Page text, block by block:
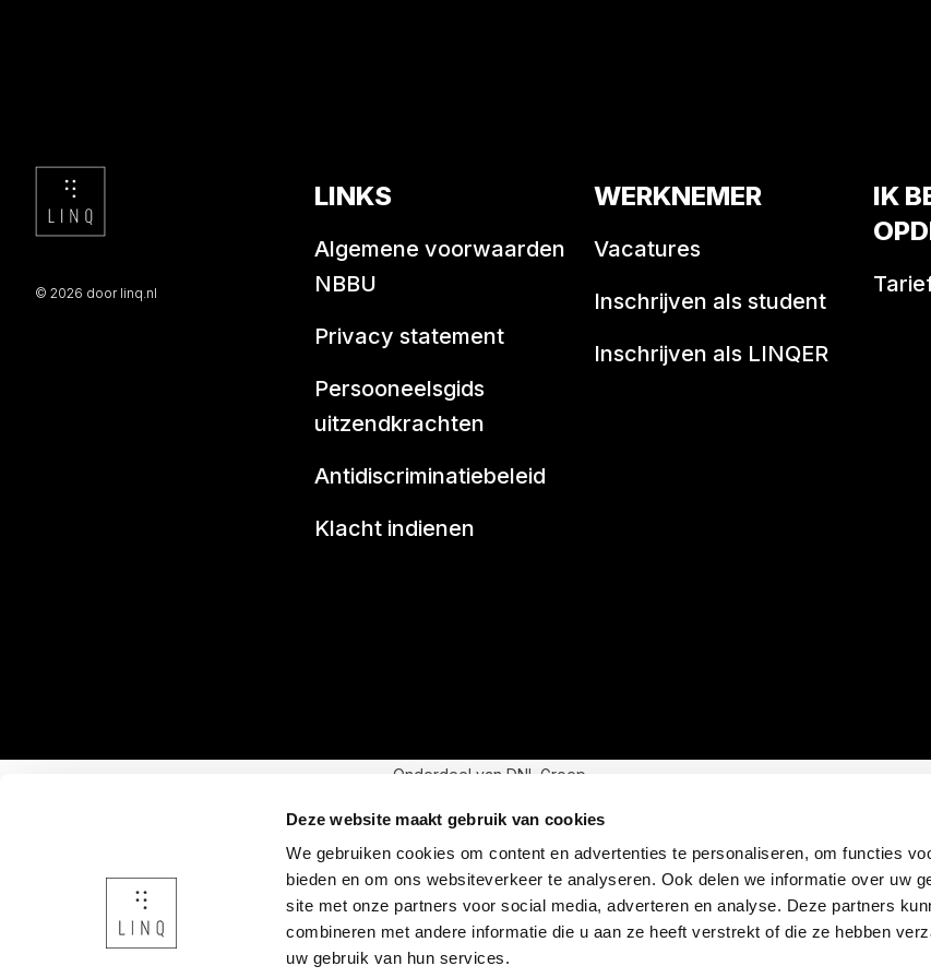
Deze website maakt gebruik van cookies
We gebruiken cookies om content en advertenties te personaliseren, om functies
bieden en om ons websiteverkeer te analyseren. Ook delen we informatie over uw
site met onze partners voor social media, adverteren en analyse. Deze partners
combineren met andere informatie die u aan ze heeft verstrekt of die ze hebben
uw gebruik van hun services.
© 2026 door linq.nl
LINKS
Algemene voorwaarden
NBBU
Privacy statement
Persooneelsgids
uitzendkrachten
Antidiscriminatiebeleid
Klacht indienen
WERKNEMER
Vacatures
Inschrijven als student
Inschrijven als LINQER
IK
Onderdeel van DNL Groep